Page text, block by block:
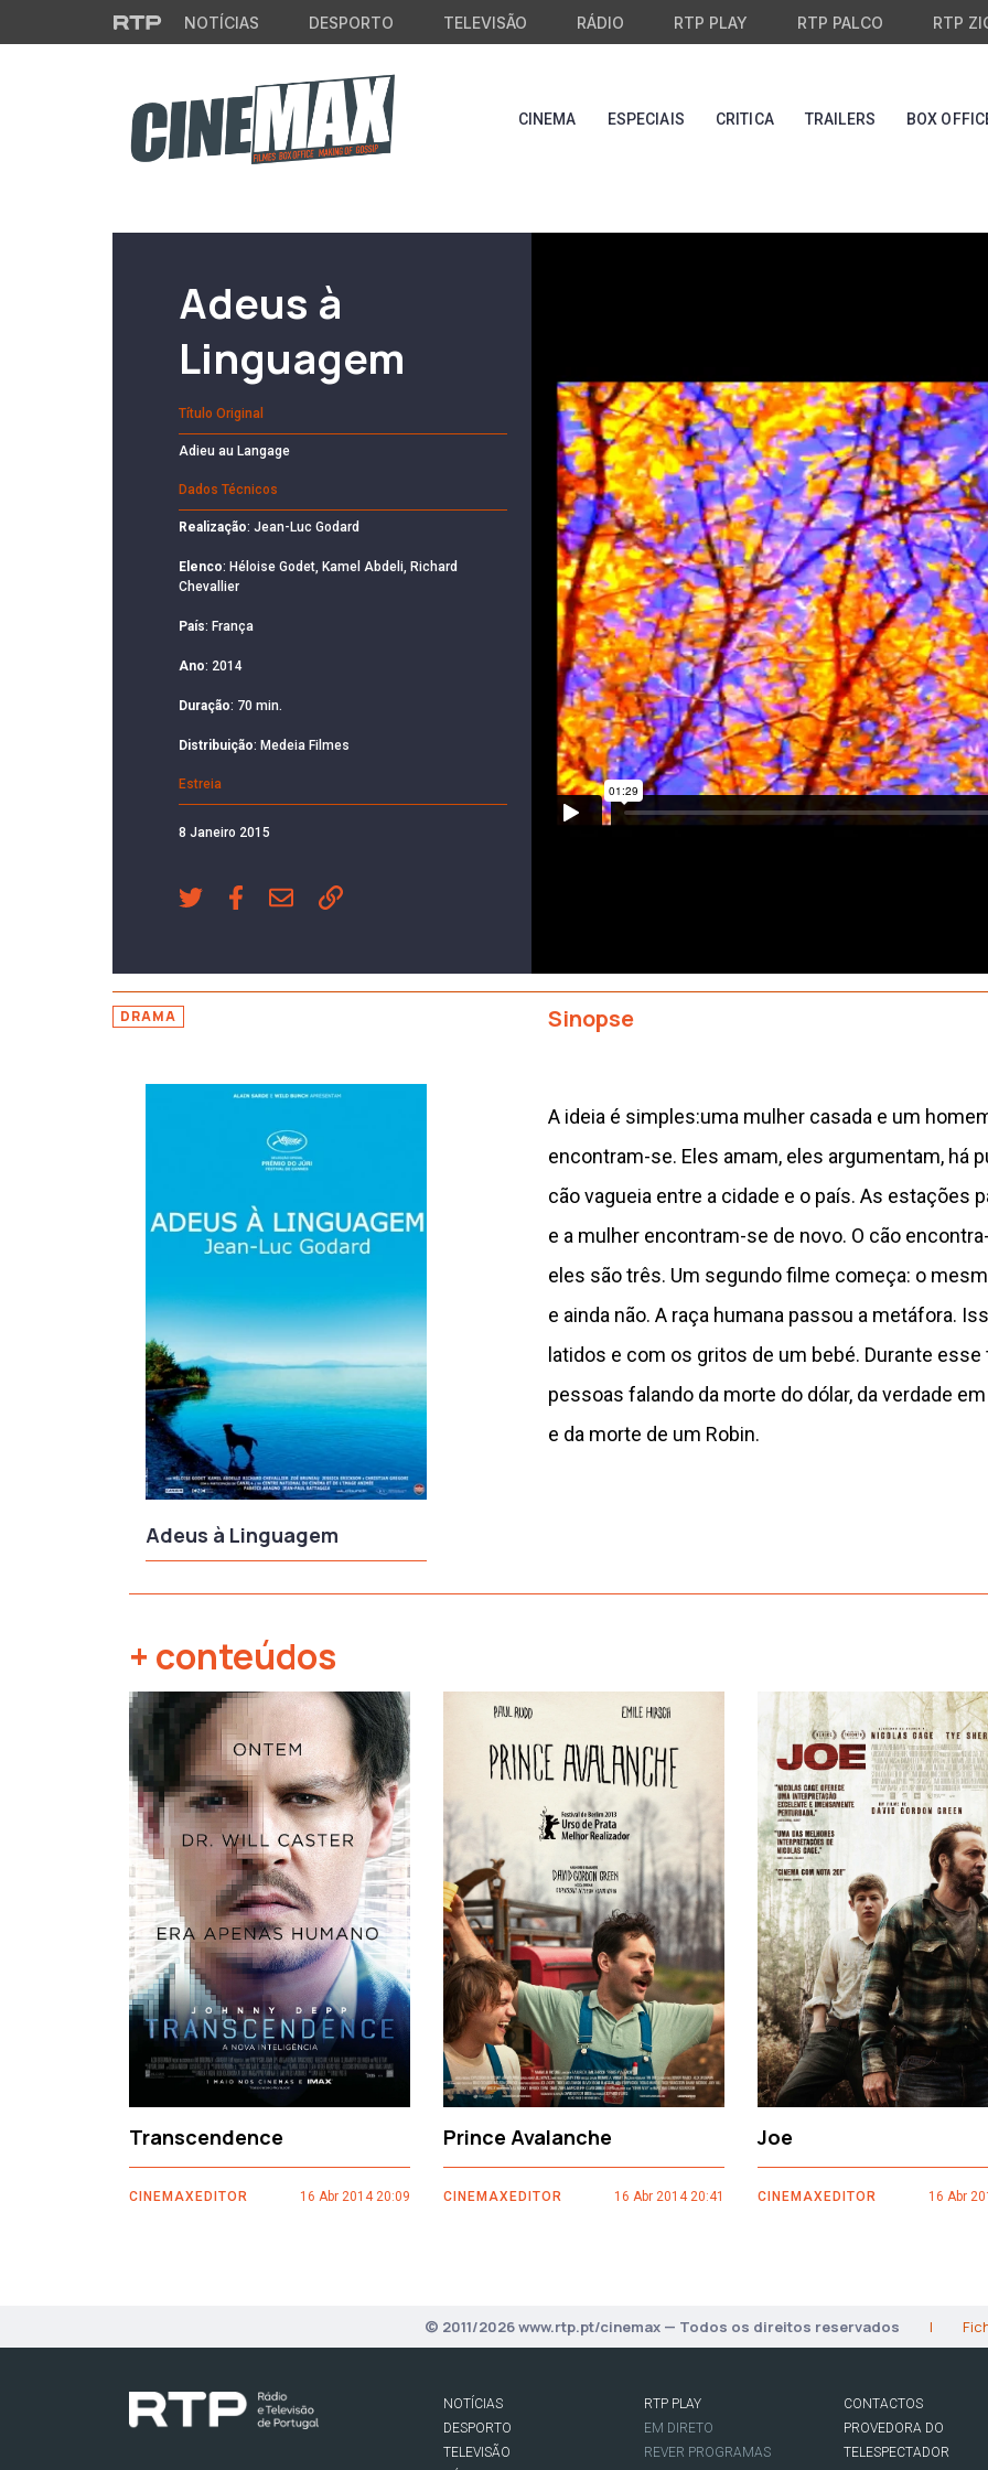
Saltar para o conteúdo principal
NOTÍCIAS DESPORTO TELEVISÃO RÁDIO RTP PLAY RTP PALCO RTP
CINEMA ESPECIAIS CRITICA TRAILERS BOX
Adeus à
Linguagem
Título Original
Adieu au Langage
Dados Técnicos
Realização: Jean-Luc Godard
Elenco: Héloise Godet, Kamel Abdeli, Richard
Chevallier
País: França
Ano: 2014
Duração: 70 min.
Distribuição: Medeia Filmes
Estreia
8 Janeiro 2015
ADEUS À LINGUAGEM de Jean-Luc Godard TRAILERfrom
DRAMA Sinopse
Adeus à Linguagem
A ideia é simples:uma mulher casada e um
encontram-se. Eles amam, eles argumentam, há
cão vagueia entre a cidade e o país. As estações
e a mulher encontram-se de novo. O cão
eles são três. Um segundo filme começa: o
e ainda não. A raça humana passou a metáfora.
latidos e com os gritos de um bebé. Durante
pessoas falando da morte do dólar, da verdade
e da morte de um Robin.
+ conteúdos
Transcendence
CINEMAXEDITOR 16 Abr 2014 20:09
Prince Avalanche
CINEMAXEDITOR 16 Abr 2014 20:41
Joe
CINEMAXEDITOR 16 Abr
‹
© 2011/2026 www.rtp.pt/cinemax — Todos os direitos reservados |
NOTÍCIAS
DESPORTO
TELEVISÃO
RTP PLAY
EM DIRETO
REVER PROGRAMAS
CONTACTOS
PROVEDORA DO
TELESPECTADOR